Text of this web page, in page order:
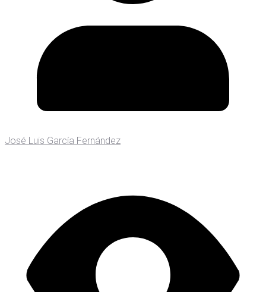
José Luis García Fernández